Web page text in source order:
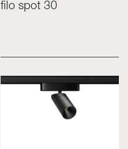
filo spot 30